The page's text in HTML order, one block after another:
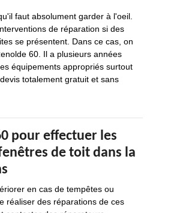
faut absolument garder à l'oeil.
de réparation si des
se présentent. Dans ce cas, on
60. Il a plusieurs années
équipements appropriés surtout
totalement gratuit et sans
pour effectuer les
de toit dans la
en cas de tempêtes ou
réaliser des réparations de ces